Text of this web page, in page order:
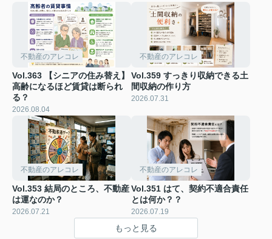
不動産のアレコレ
Vol.363 【シニアの住み替え】
高齢になるほど賃貸は断られ
る？
2026.08.04
不動産のアレコレ
Vol.359 すっきり収納できる土
間収納の作り方
2026.07.31
不動産のアレコレ
Vol.353 結局のところ、不動産
は運なのか？
2026.07.21
不動産のアレコレ
Vol.351 はて、契約不適合責任
とは何か？？
2026.07.19
もっと見る